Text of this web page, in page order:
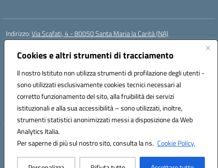
Cookies e altri strumenti di tracciamento
Il nostro Istituto non utilizza strumenti di profilazione degli utenti -
sono utilizzati esclusivamente cookies tecnici necessari al
corretto funzionamento del sito, alla fruibilità dei servizi
istituzionali e alla sua accessibilità – sono utilizzati, inoltre,
strumenti statistici anonimizzati messi a disposizione da Web
Analytics Italia.
Per saperne di più sul nostro sito, consulta la ns. Cookie Policy.
Indirizzo:Via Scafati, 4 - 80050 Santa Maria la Carità (NA)
Centralino:
Posta elettronica certificata (PEC):NAEE21900T@pec.istruzione.it
Codice fiscale: 90016250632
Codice meccanografico:NAEE21900T
Codice Indice delle Pubbliche Amministrazioni (IPA): istsc_naee21900t
Codice unico di fatturazione (CUF): UFZ0X6
Hosting & Powered by 3D Solution S.r.l.
Concept & Design by Designers Italia